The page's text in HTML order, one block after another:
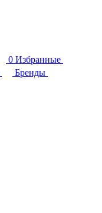
0 Избранные
Бренды